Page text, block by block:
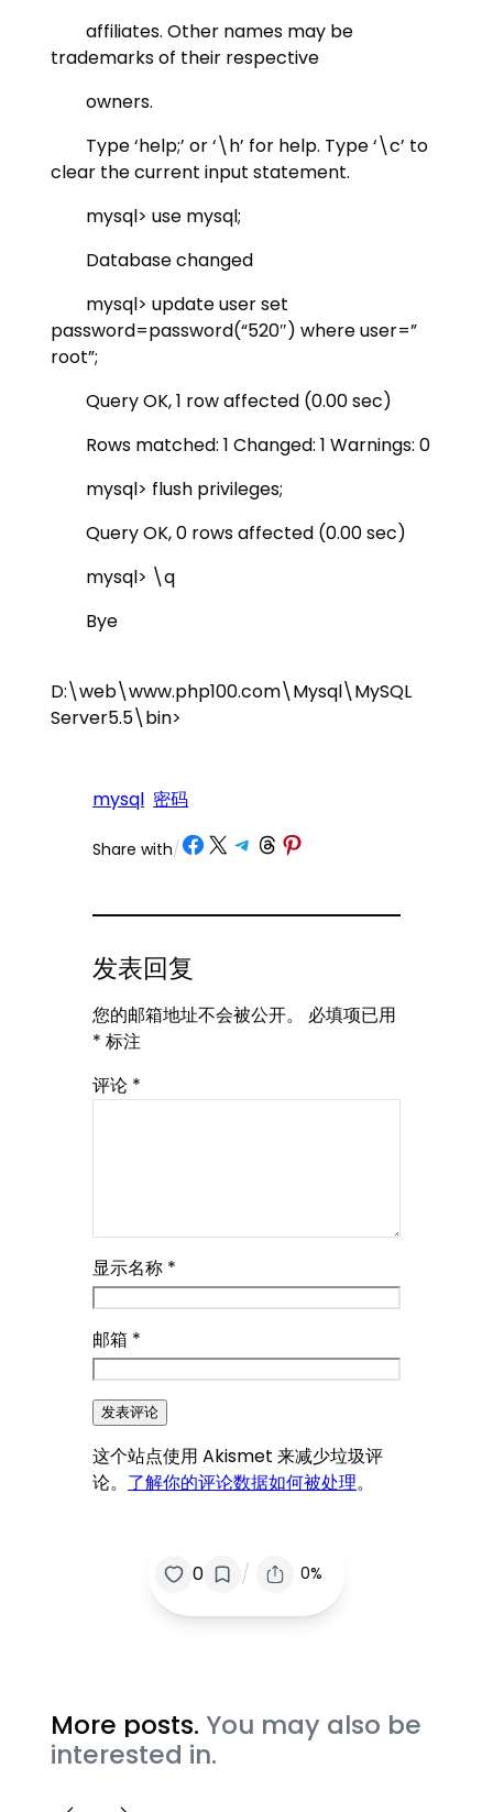
affiliates. Other names may be
trademarks of their respective
owners.
Type ‘help;’ or ‘\h’ for help. Type ‘\c’ to
clear the current input statement.
mysql> use mysql;
Database changed
mysql> update user set
password=password(“520″) where user=”
root”;
Query OK, 1 row affected (0.00 sec)
Rows matched: 1 Changed: 1 Warnings: 0
mysql> flush privileges;
Query OK, 0 rows affected (0.00 sec)
mysql> \q
Bye
D:\web\www.php100.com\Mysql\MySQL
Server5.5\bin>
mysql 密码
Share with/ Share on Facebook
Share on X Share on Telegram
Share on Threads
Share on Pinterest
发表回复
您的邮箱地址不会被公开。
必填项已用
* 标注
评论 *
显示名称 *
邮箱 *
这个站点使用 Akismet 来减少垃圾评
论。 了解你的评论数据如何被处理。
0 / 0%
More posts. You may also be
interested in.